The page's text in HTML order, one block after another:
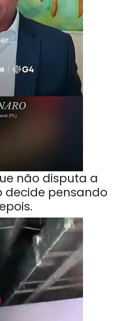
não disputa a
decide pensando